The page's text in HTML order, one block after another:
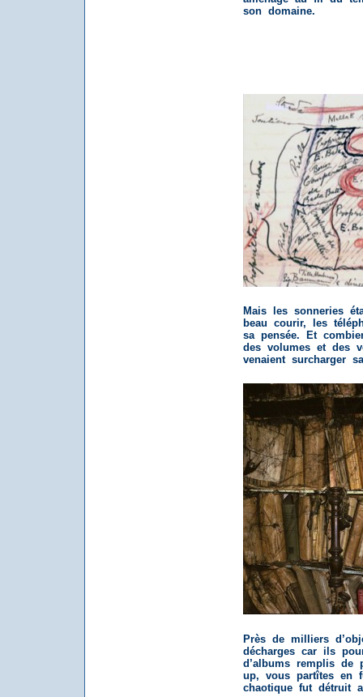
son domaine.
Mais les sonneries
beau courir, les
sa pensée. Et
des volumes et des
venaient surcharger
Près de milliers
décharges car ils
d’albums remplis de
up, vous partîtes en
chaotique fut détruit